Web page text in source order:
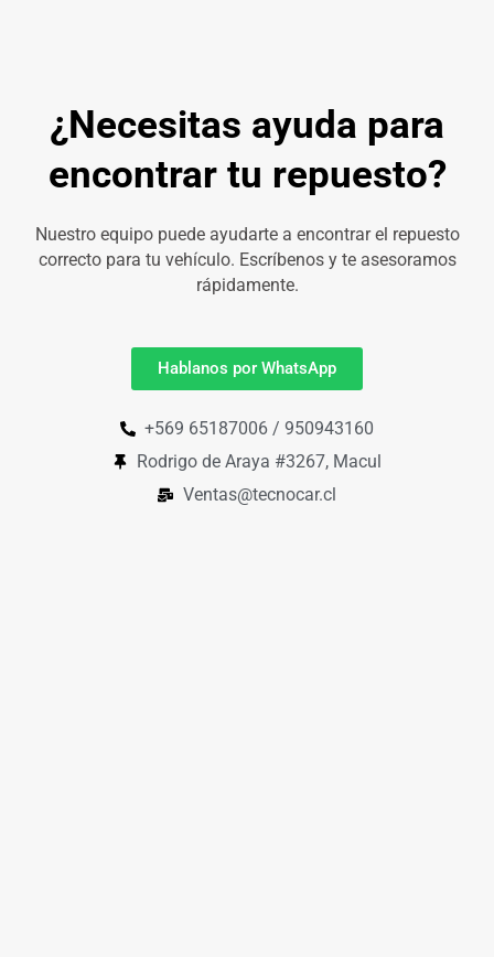
¿Necesitas ayuda para
encontrar tu repuesto?
Nuestro equipo puede ayudarte a encontrar el repuesto
correcto para tu vehículo. Escríbenos y te asesoramos
rápidamente.
Hablanos por WhatsApp
+569 65187006 / 950943160
Rodrigo de Araya #3267, Macul
Ventas@tecnocar.cl